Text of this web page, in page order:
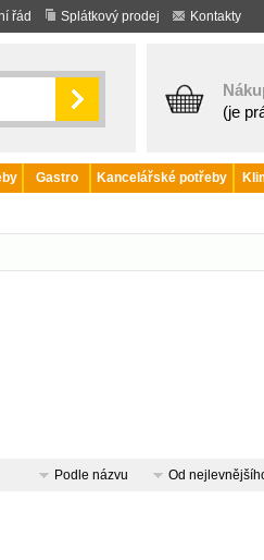
řád Splátkový prodej Kontakty
(je
Gastro Kancelářské potřeby
Podle názvu Od